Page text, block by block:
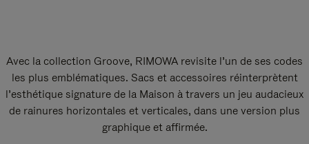
Avec la collection Groove, RIMOWA revisite l’un de ses codes
les plus emblématiques. Sacs et accessoires réinterprètent
l’esthétique signature de la Maison à travers un jeu audacieux
de rainures horizontales et verticales, dans une version plus
graphique et affirmée.